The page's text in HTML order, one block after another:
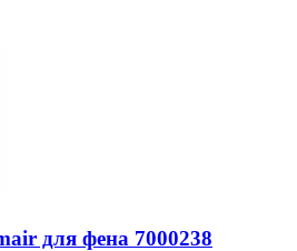
для фена 7000238